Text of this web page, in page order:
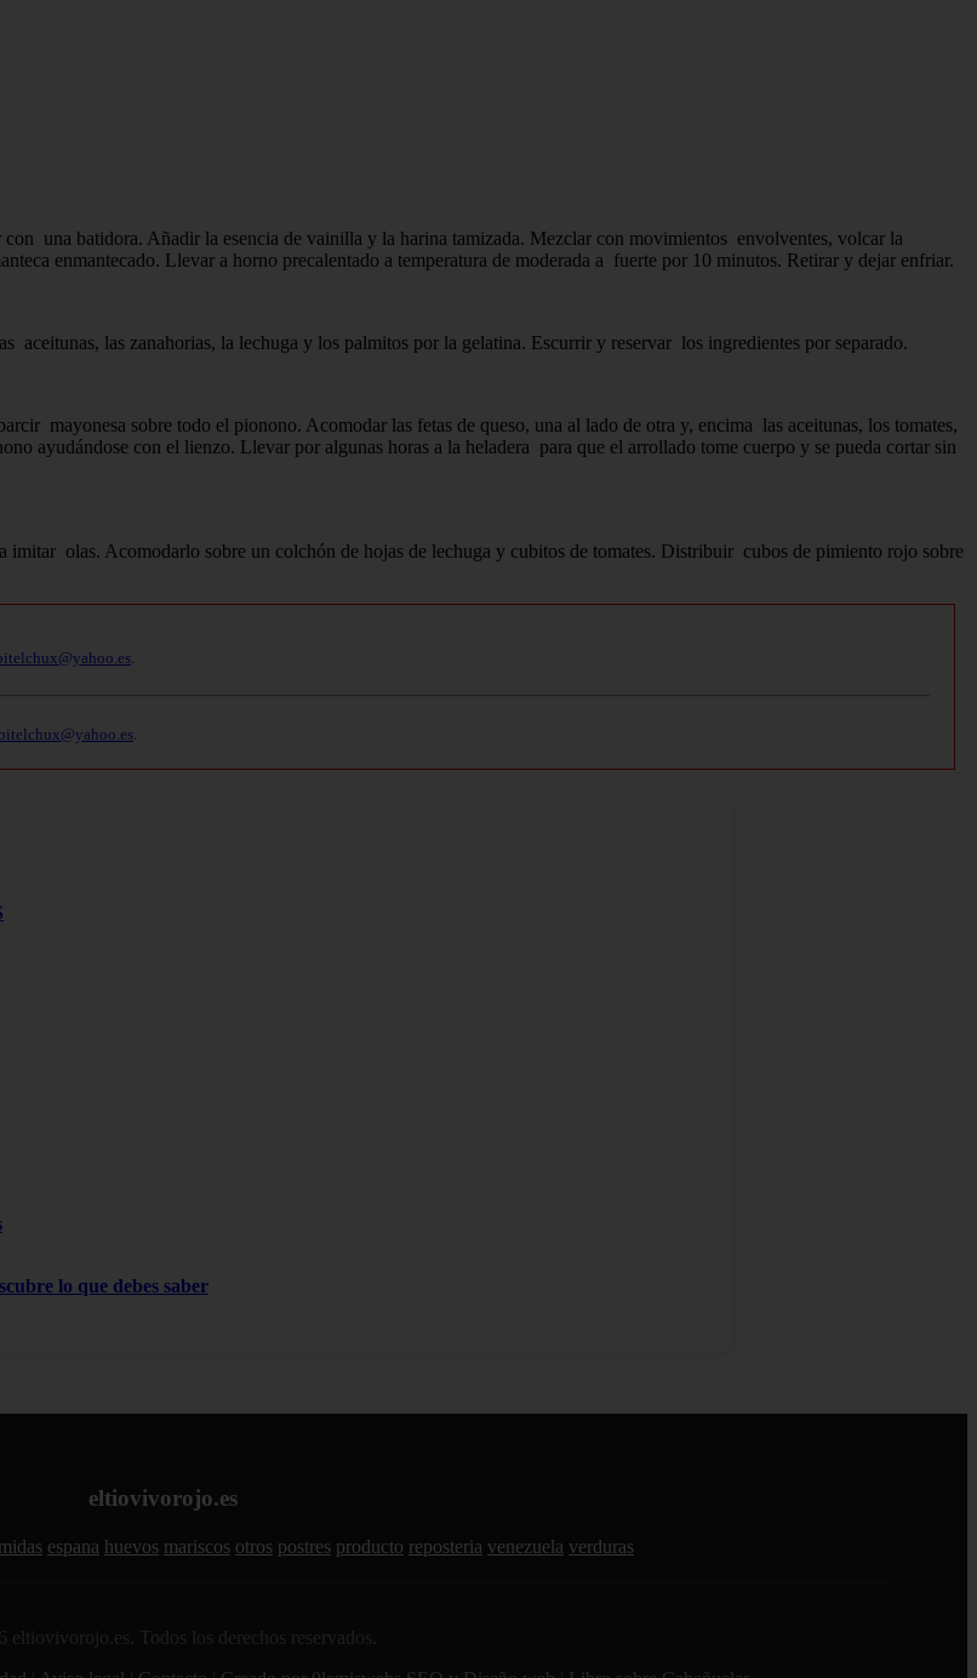
una batidora. Añadir la esencia de vainilla y la harina tamizada. Mezclar con movimientos envolventes, volcar la
enmantecado. Llevar a horno precalentado a temperatura de moderada a fuerte por 10 minutos. Retirar y dejar enfriar.
aceitunas, las zanahorias, la lechuga y los palmitos por la gelatina. Escurrir y reservar los ingredientes por separado.
mayonesa sobre todo el pionono. Acomodar las fetas de queso, una al lado de otra y, encima las aceitunas, los tomates,
ayudándose con el lienzo. Llevar por algunas horas a la heladera para que el arrollado tome cuerpo y se pueda cortar sin
imitar olas. Acomodarlo sobre un colchón de hojas de lechuga y cubitos de tomates. Distribuir cubos de pimiento rojo sobre
lo que debes saber
eltiovivorojo.es
espana huevos mariscos otros postres producto reposteria venezuela verduras
eltiovivorojo.es. Todos los derechos reservados.